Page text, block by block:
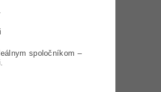
spoločníkom –